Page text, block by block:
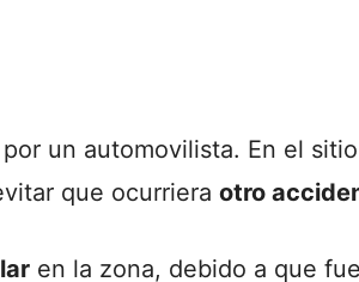
un automovilista. En el
que ocurriera otro
en la zona, debido a que